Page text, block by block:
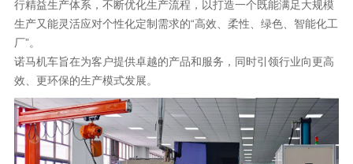
行精益生产体系，不断优化生产流程，以打造一个既能满足大规模
生产又能灵活应对个性化定制需求的“高效、柔性、绿色、智能化工
厂”。
诺马机车旨在为客户提供卓越的产品和服务，同时引领行业向更高
效、更环保的生产模式发展。